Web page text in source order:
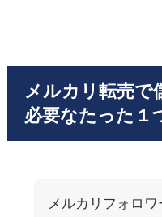
メルカリ転売で
必要なたった１
メルカリフォロ